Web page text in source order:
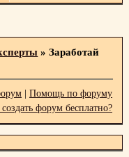
»Заработай
|Помощь по форуму